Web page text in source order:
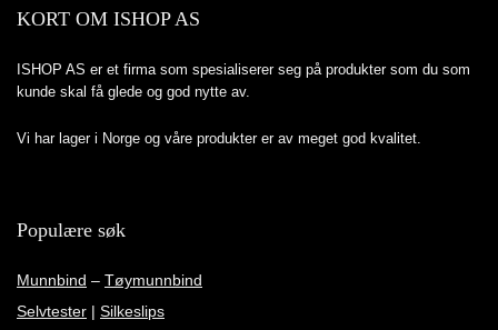
KORT OM ISHOP AS
ISHOP AS er et firma som spesialiserer seg på produkter som du som
kunde skal få glede og god nytte av.
Vi har lager i Norge og våre produkter er av meget god kvalitet.
Populære søk
Munnbind – Tøymunnbind
Selvtester | Silkeslips